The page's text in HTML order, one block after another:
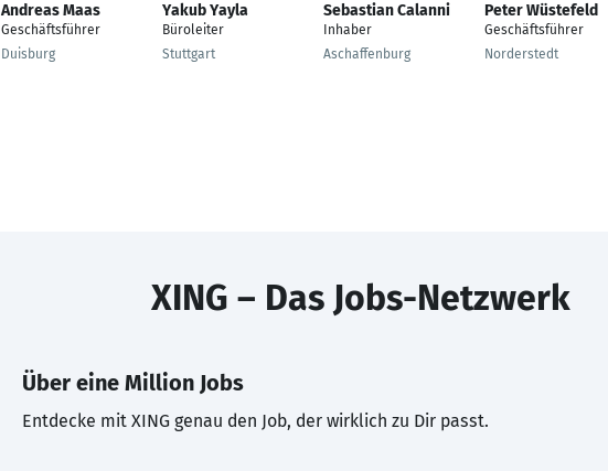
Andreas Maas
Geschäftsführer
Duisburg
Yakub Yayla
Büroleiter
Stuttgart
Sebastian Calanni
Inhaber
Aschaffenburg
Peter Wüstefeld
Geschäftsführer
Norderstedt
XING – Das Jobs-Netzwerk
Über eine Million Jobs
Entdecke mit XING genau den Job, der wirklich zu Dir passt.